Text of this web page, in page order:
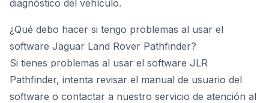
diagnóstico del vehículo.
¿Qué debo hacer si tengo problemas al usar el
software Jaguar Land Rover Pathfinder?
Si tienes problemas al usar el software JLR
Pathfinder, intenta revisar el manual de usuario del
software o contactar a nuestro servicio de atención al